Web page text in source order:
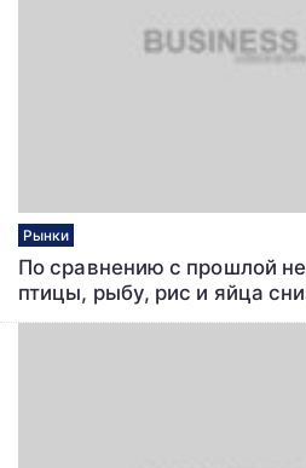
Рынки
По сравнению с прошлой
птицы, рыбу, рис и яйца